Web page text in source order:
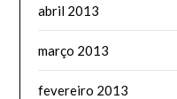
abril 2013
março 2013
fevereiro 2013